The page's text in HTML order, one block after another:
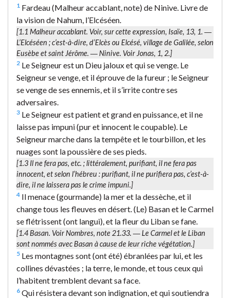
1 Fardeau (Malheur accablant, note) de Ninive. Livre de
la vision de Nahum, l’Elcéséen.
[1.1 Malheur accablant. Voir, sur cette expression, Isaïe, 13, 1. ―
L’Elcéséen ; c’est-à-dire, d’Elcès ou Elcésé, village de Galilée, selon
Eusèbe et saint Jérôme. ―Ninive. Voir Jonas, 1, 2.]
2 Le Seigneur est un Dieu jaloux et qui se venge. Le
Seigneur se venge, et il éprouve de la fureur ; le Seigneur
se venge de ses ennemis, et il s’irrite contre ses
adversaires.
3 Le Seigneur est patient et grand en puissance, et il ne
laisse pas impuni (pur et innocent le coupable). Le
Seigneur marche dans la tempête et le tourbillon, et les
nuages sont la poussière de ses pieds.
[1.3 Il ne fera pas, etc. ; littéralement, purifiant, il ne fera pas
innocent, et selon l’hébreu :purifiant, il ne purifiera pas, c’est-à-
dire, il ne laissera pas le crime impuni.]
4 Il menace (gourmande) la mer et la dessèche, et il
change tous les fleuves en désert. (Le) Basan et le Carmel
se flétrissent (ont langui), et la fleur du Liban se fane.
[1.4Basan. Voir Nombres, note 21.33. ―Le Carmeletle Liban
sont nommés avec Basan à cause de leur riche végétation.]
5 Les montagnes sont (ont été) ébranlées par lui, et les
collines dévastées ; la terre, le monde, et tous ceux qui
l’habitent tremblent devant sa face.
6 Qui résistera devant son indignation, et qui soutiendra